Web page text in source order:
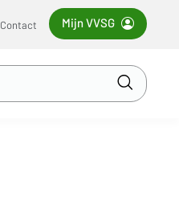
Contact Mijn VVSG